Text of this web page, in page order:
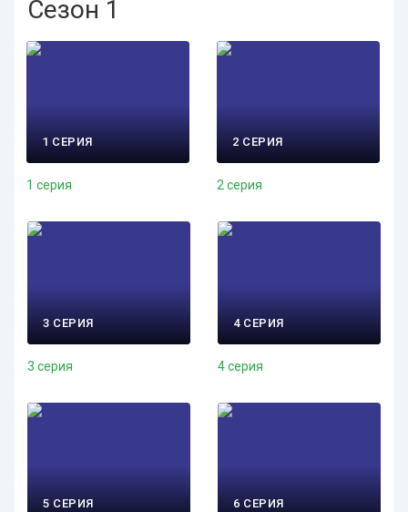
Сезон 1
1 СЕРИЯ
1 серия
2 СЕРИЯ
2 серия
3 СЕРИЯ
3 серия
4 СЕРИЯ
4 серия
5 СЕРИЯ 6 СЕРИЯ